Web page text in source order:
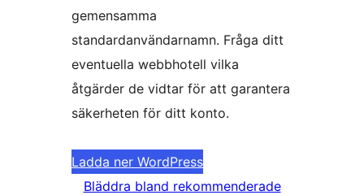
gemensamma
standardanvändarnamn. Fråga ditt
eventuella webbhotell vilka
åtgärder de vidtar för att garantera
säkerheten för ditt konto.
Ladda ner WordPress
Bläddra bland rekommenderade